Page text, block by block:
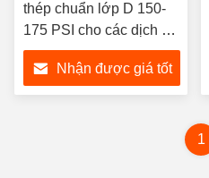
thép chuẩn lớp D 150-
175 PSI cho các dịch vụ
thủy điện
Nhận được giá tốt
1